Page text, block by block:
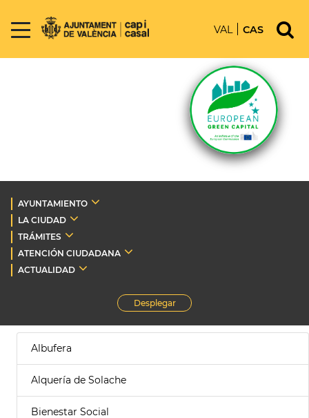
VAL CAS
AYUNTAMIENTO
LA CIUDAD
TRÁMITES
ATENCIÓN CIUDADANA
ACTUALIDAD
Desplegar
Albufera
Alquería de Solache
Bienestar Social